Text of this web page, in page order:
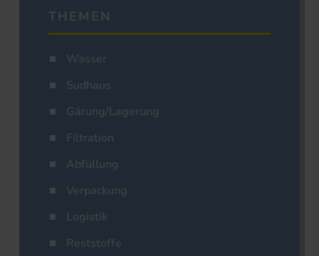
THEMEN
Wasser
Sudhaus
Gärung/Lagerung
Filtration
Abfüllung
Verpackung
Logistik
Reststoffe